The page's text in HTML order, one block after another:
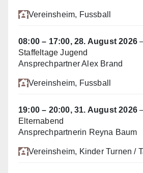
Vereinsheim, Fussball
08:00 – 17:00,28. August 2026
Staffeltage Jugend
Ansprechpartner Alex Brand
Vereinsheim, Fussball
19:00 – 20:00,31. August 2026
Elternabend
Ansprechpartnerin Reyna Baum
Vereinsheim, Kinder Turnen /